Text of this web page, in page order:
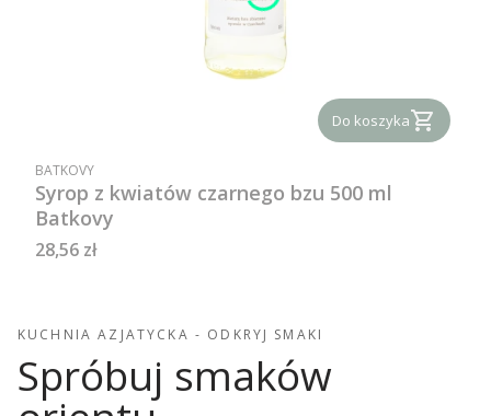
Do koszyka
PRODUCENT
BATKOVY
Syrop z kwiatów czarnego bzu 500 ml
Batkovy
Cena
28,56 zł
KUCHNIA AZJATYCKA - ODKRYJ SMAKI
Spróbuj smaków